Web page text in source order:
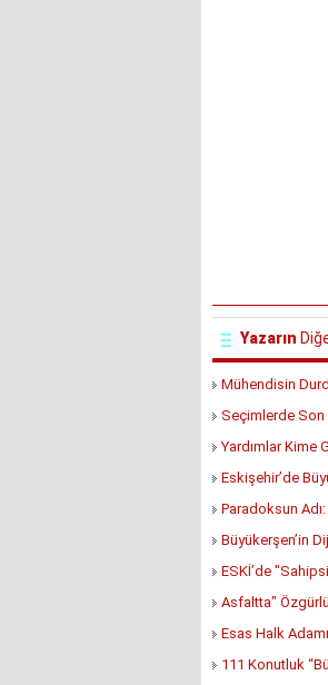
Yazarın
Mühendisin
Seçimlerde Son
Yardımlar Kime
Eskişehir’de
Paradoksun
Büyükerşen’in
ESKİ’de
Asfaltta"
Esas Halk
111 Konutluk